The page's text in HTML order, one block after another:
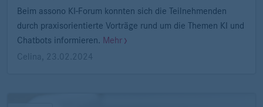
Beim assono KI-Forum konnten sich die Teilnehmenden
durch praxisorientierte Vorträge rund um die Themen KI und
Chatbots informieren. Mehr
Celina, 23.02.2024